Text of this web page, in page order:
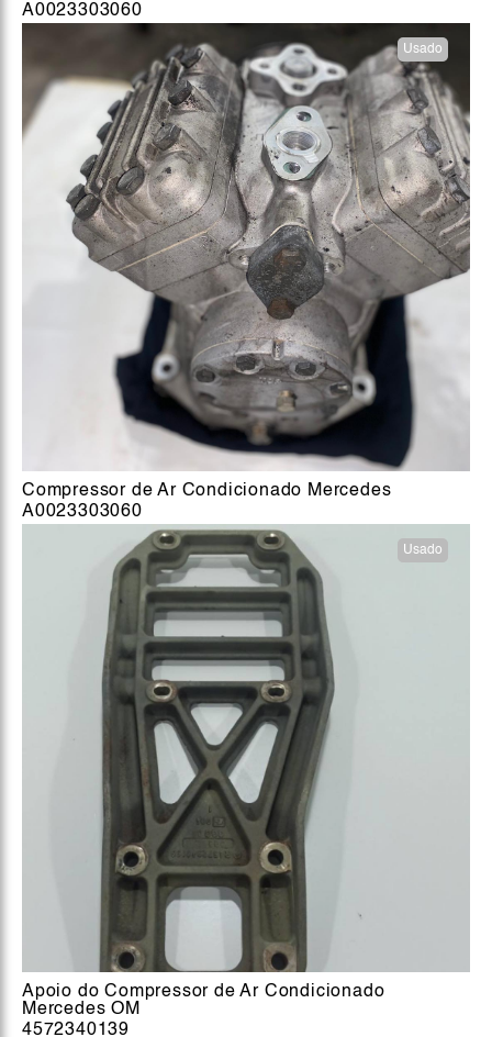
A0023303060
Usado
Compressor de Ar Condicionado Mercedes
A0023303060
Usado
Apoio do Compressor de Ar Condicionado
Mercedes OM
4572340139